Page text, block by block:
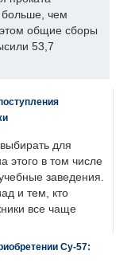
больше, чем
общие сборы
53,7
для
этого в том числе
заведения.
и тем, кто
все чаще
Су-57: